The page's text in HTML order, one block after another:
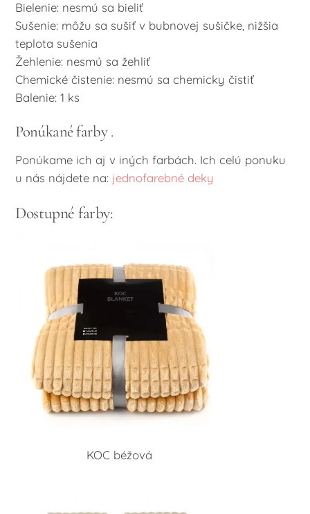
Bielenie: nesmú sa bieliť
Sušenie: môžu sa sušiť v bubnovej sušičke, nižšia
teplota sušenia
Žehlenie: nesmú sa žehliť
Chemické čistenie: nesmú sa chemicky čistiť
Balenie: 1 ks
Ponúkané farby .
Ponúkame ich aj v iných farbách. Ich celú ponuku
u nás nájdete na: jednofarebné deky
Dostupné farby:
KOC béžová